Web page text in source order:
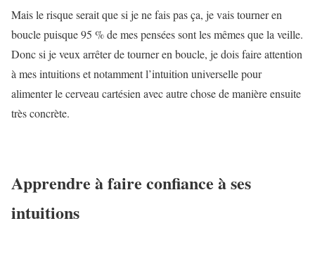
Mais le risque serait que si je ne fais pas ça, je vais tourner en
boucle puisque 95 % de mes pensées sont les mêmes que la veille.
Donc si je veux arrêter de tourner en boucle, je dois faire attention
à mes intuitions et notamment l’intuition universelle pour
alimenter le cerveau cartésien avec autre chose de manière ensuite
très concrète.
Apprendre à faire confiance à ses
intuitions